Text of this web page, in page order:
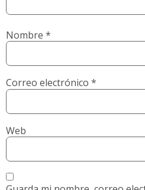
Nombre *
Correo electrónico *
Web